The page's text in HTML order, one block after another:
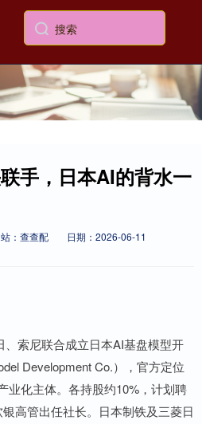
手，日本AI的背水一
：查查配
日期：2026-06-11
索尼联合成立日本AI基盘模型开
Development Co.），官方定位
业化主体。各持股约10%，计划聘
高管出任社长。日本制铁及三菱日